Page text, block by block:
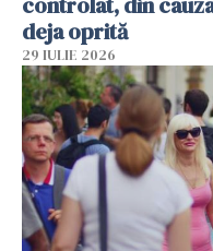
deja oprită
29 IULIE 2026